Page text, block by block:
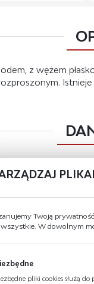
z wężem
Rodzaj
Twoją
wszystkie. W dowolnym
pliki cookies służą